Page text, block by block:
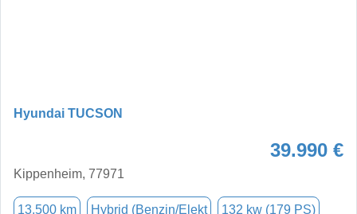
Hyundai TUCSON
39.990 €
Kippenheim, 77971
13.500 km Hybrid (Benzin/Elekt 132 kw (179 PS)